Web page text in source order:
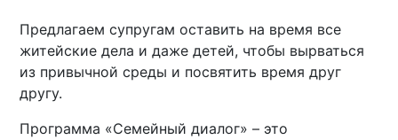
Предлагаем супругам оставить на время все
житейские дела и даже детей, чтобы вырваться
из привычной среды и посвятить время друг
другу.
Программа «Семейный диалог» – это